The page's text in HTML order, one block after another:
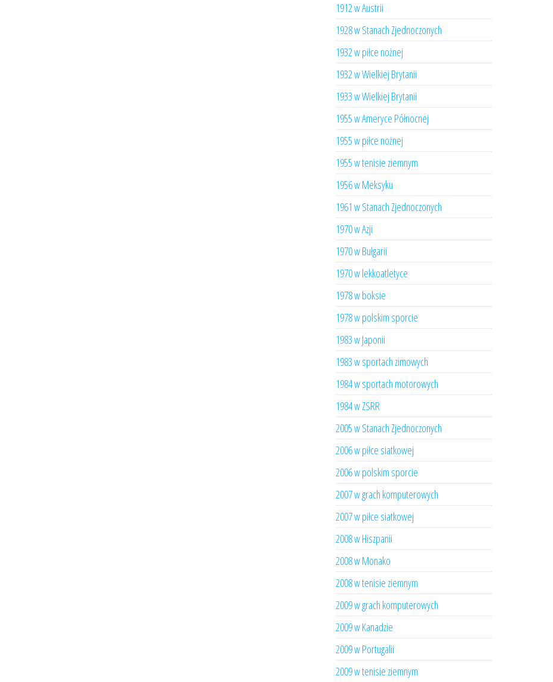
1912 w Austrii
1928 w Stanach Zjednoczonych
1932 w piłce nożnej
1932 w Wielkiej Brytanii
1933 w Wielkiej Brytanii
1955 w Ameryce Północnej
1955 w piłce nożnej
1955 w tenisie ziemnym
1956 w Meksyku
1961 w Stanach Zjednoczonych
1970 w Azji
1970 w Bułgarii
1970 w lekkoatletyce
1978 w boksie
1978 w polskim sporcie
1983 w Japonii
1983 w sportach zimowych
1984 w sportach motorowych
1984 w ZSRR
2005 w Stanach Zjednoczonych
2006 w piłce siatkowej
2006 w polskim sporcie
2007 w grach komputerowych
2007 w piłce siatkowej
2008 w Hiszpanii
2008 w Monako
2008 w tenisie ziemnym
2009 w grach komputerowych
2009 w Kanadzie
2009 w Portugalii
2009 w tenisie ziemnym